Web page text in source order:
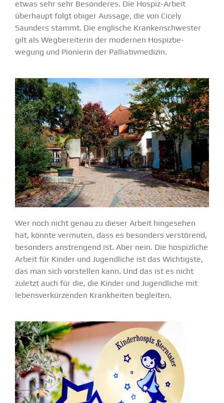
etwas sehr sehr Beson­deres. Die Hospiz-Arbeit
überhaupt folgt obiger Aussage, die von Cicely
Saunders stammt. Die englische Kranken­schwester
gilt als Wegbe­rei­terin der modernen Hospiz­be­
wegung und Pionierin der Pallia­tiv­me­dizin.
Wer noch nicht genau zu dieser Arbeit hinge­sehen
hat, könnte vermuten, dass es besonders verstörend,
besonders anstrengend ist. Aber nein. Die hospiz­liche
Arbeit für Kinder und Jugend­liche ist das Wichtigste,
das man sich vorstellen kann. Und das ist es nicht
zuletzt auch für die, die Kinder und Jugend­liche mit
lebens­ver­kür­zenden Krank­heiten begleiten.